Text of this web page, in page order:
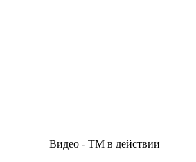
Видео - ТМ в действии